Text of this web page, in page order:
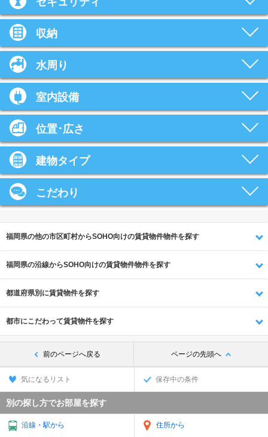
収納
水周り
室内設備
位置･広さ
建物タイプ
こだわり
福岡県の他の市区町村からSOHO向けの賃貸物件物件を探す
福岡県の沿線からSOHO向けの賃貸物件物件を探す
都道府県別に賃貸物件を探す
都市にこだわって賃貸物件を探す
前のページへ戻る ページの先頭へ
気になるリスト 保存中の条件
別の探し方でお部屋を探す
沿線・駅から 住所から